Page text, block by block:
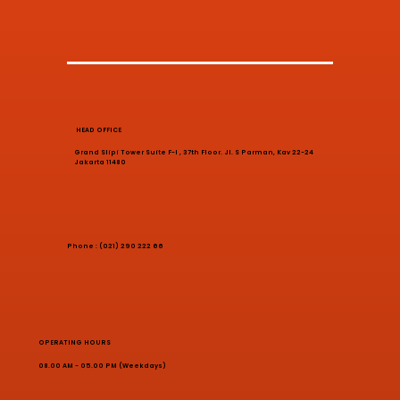
HEAD OFFICE
Grand Slipi Tower Suite F-I , 37th Floor. Jl. S Parman, Kav 22-24
Jakarta 11480
Phone : (021) 290 222 66
OPERATING HOURS
08.00 AM - 05.00 PM (Weekdays)